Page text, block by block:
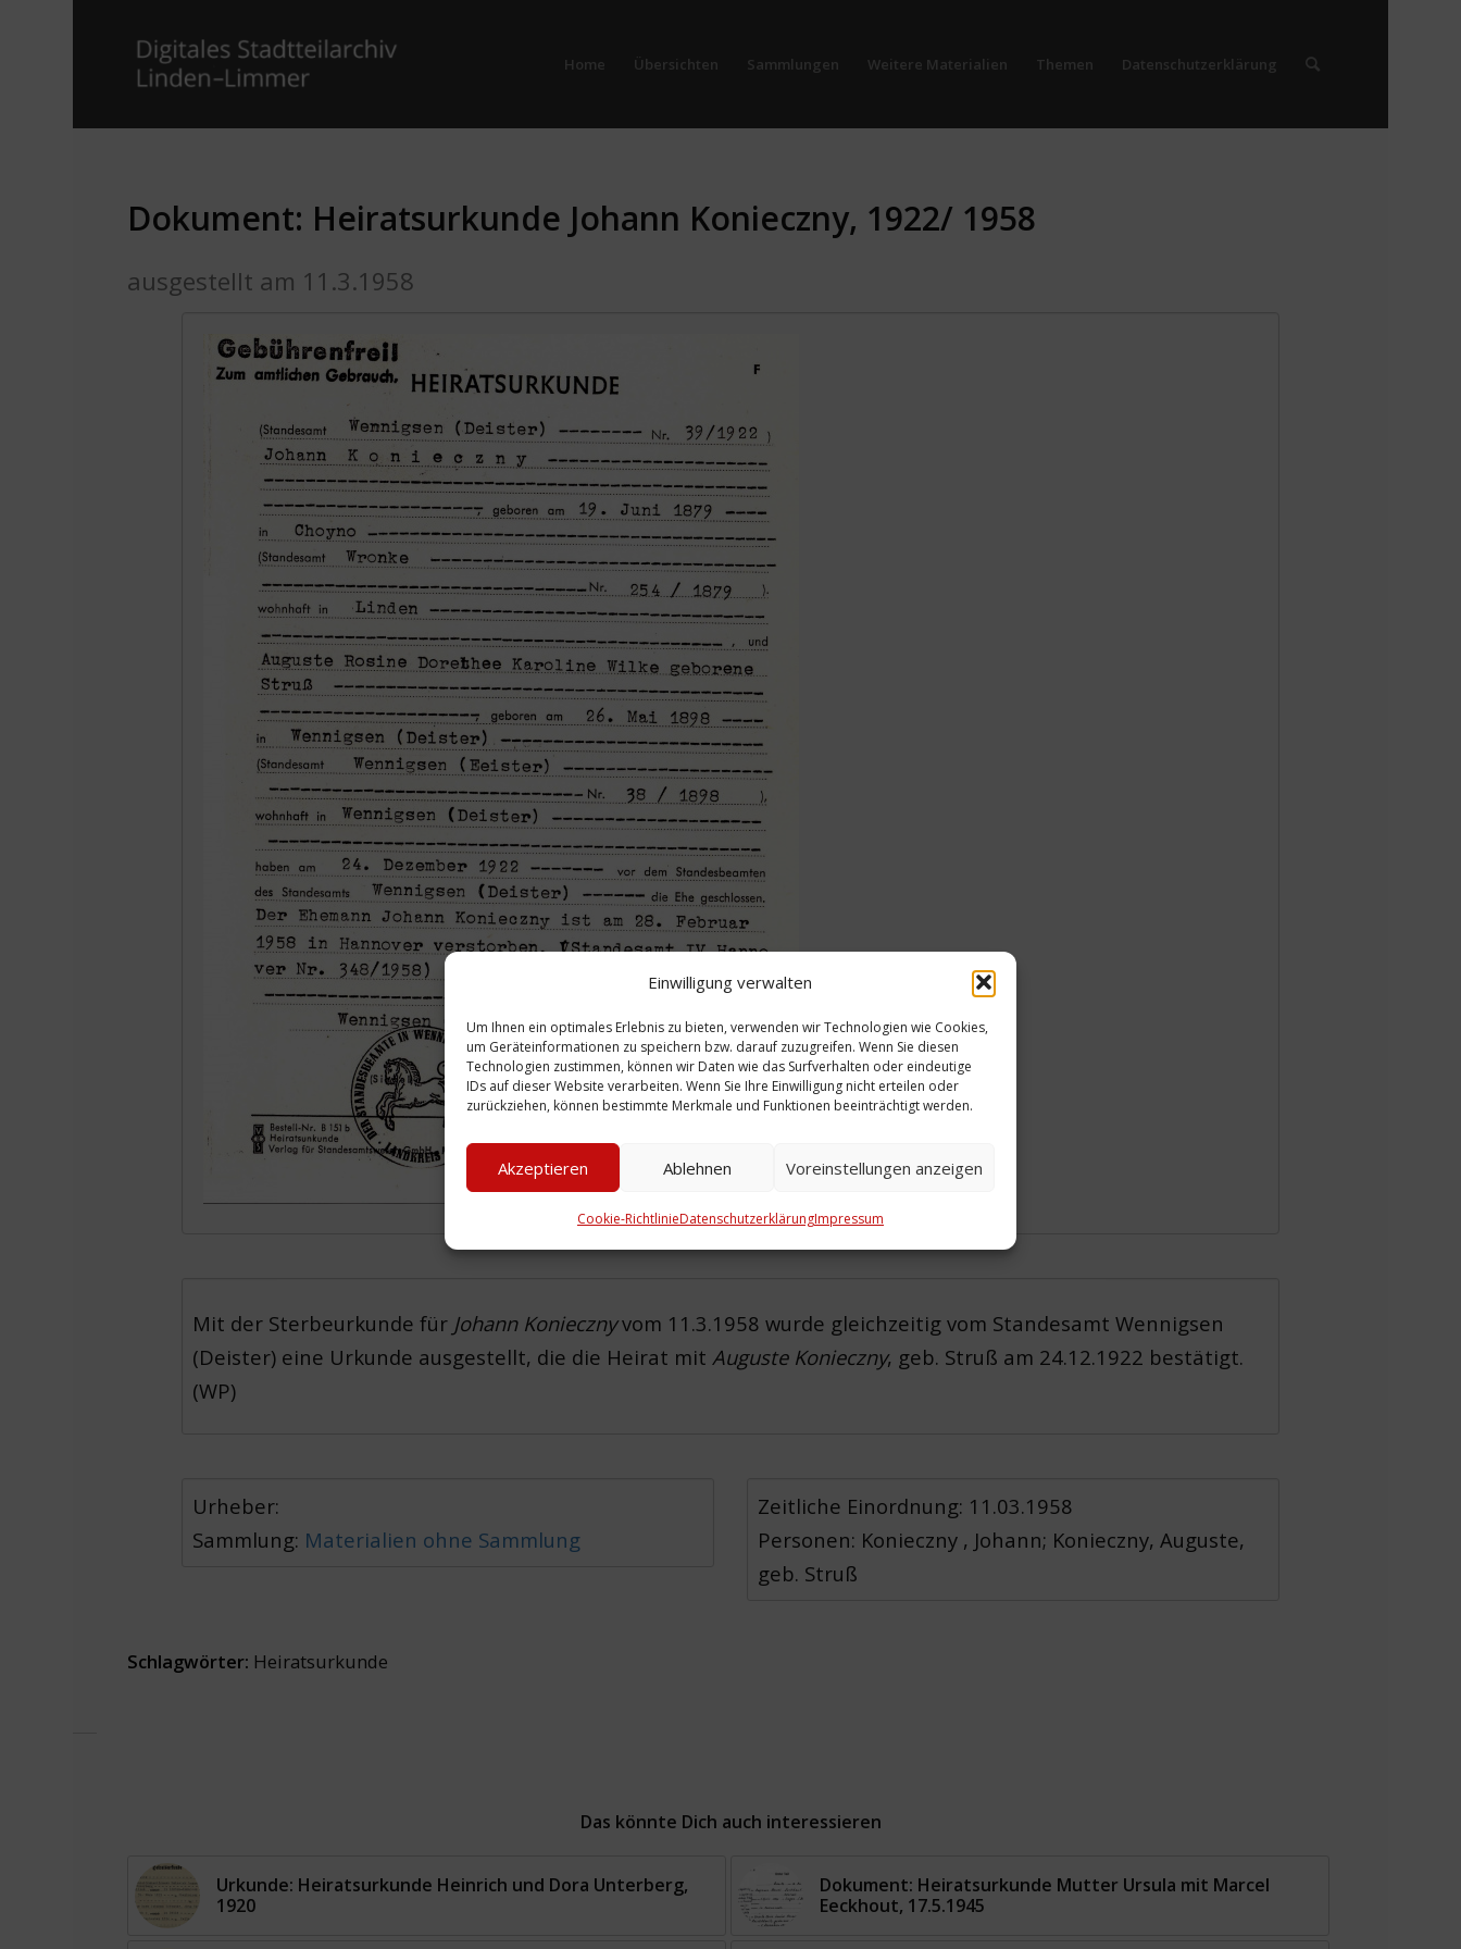
Einwilligung verwalten
Um Ihnen ein optimales Erlebnis zu bieten, verwenden wir Technologien wie Cookies,
um Geräteinformationen zu speichern bzw. darauf zuzugreifen. Wenn Sie diesen
Technologien zustimmen, können wir Daten wie das Surfverhalten oder eindeutige
IDs auf dieser Website verarbeiten. Wenn Sie Ihre Einwilligung nicht erteilen oder
zurückziehen, können bestimmte Merkmale und Funktionen beeinträchtigt werden.
Akzeptieren Ablehnen Voreinstellungen anzeigen
Cookie-RichtlinieDatenschutzerklärungImpressum
Home Übersichten Sammlungen Weitere Materialien Themen Datenschutzerklärung
Dokument: Heiratsurkunde Johann Konieczny, 1922/ 1958
ausgestellt am 11.3.1958
Mit der Sterbeurkunde für Johann Koniecznyvom 11.3.1958 wurde gleichzeitig vom Standesamt Wennigsen
(Deister) eine Urkunde ausgestellt, die die Heirat mit Auguste Konieczny, geb. Struß am 24.12.1922 bestätigt.
(WP)
Urheber:
Sammlung: Materialien ohne Sammlung
Zeitliche Einordnung: 11.03.1958
Personen: Konieczny , Johann; Konieczny, Auguste,
geb. Struß
Schlagwörter: Heiratsurkunde
Das könnte Dich auch interessieren
Urkunde: Heiratsurkunde Heinrich und Dora Unterberg,
1920
Dokument: Heiratsurkunde Mutter Ursula mit Marcel
Eeckhout, 17.5.1945